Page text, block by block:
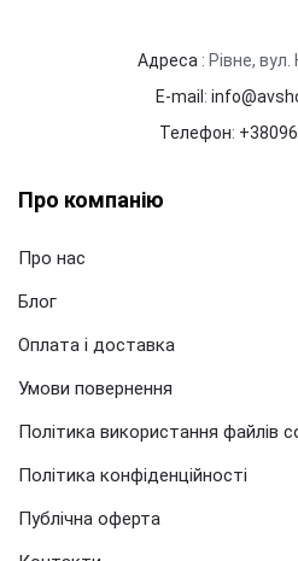
Адреса : Рівне,
E-mail:
Телефон:
Про компанію
Про нас
Блог
Оплата і доставка
Умови повернення
Політика використання файлів
Політика конфіденційності
Публічна оферта